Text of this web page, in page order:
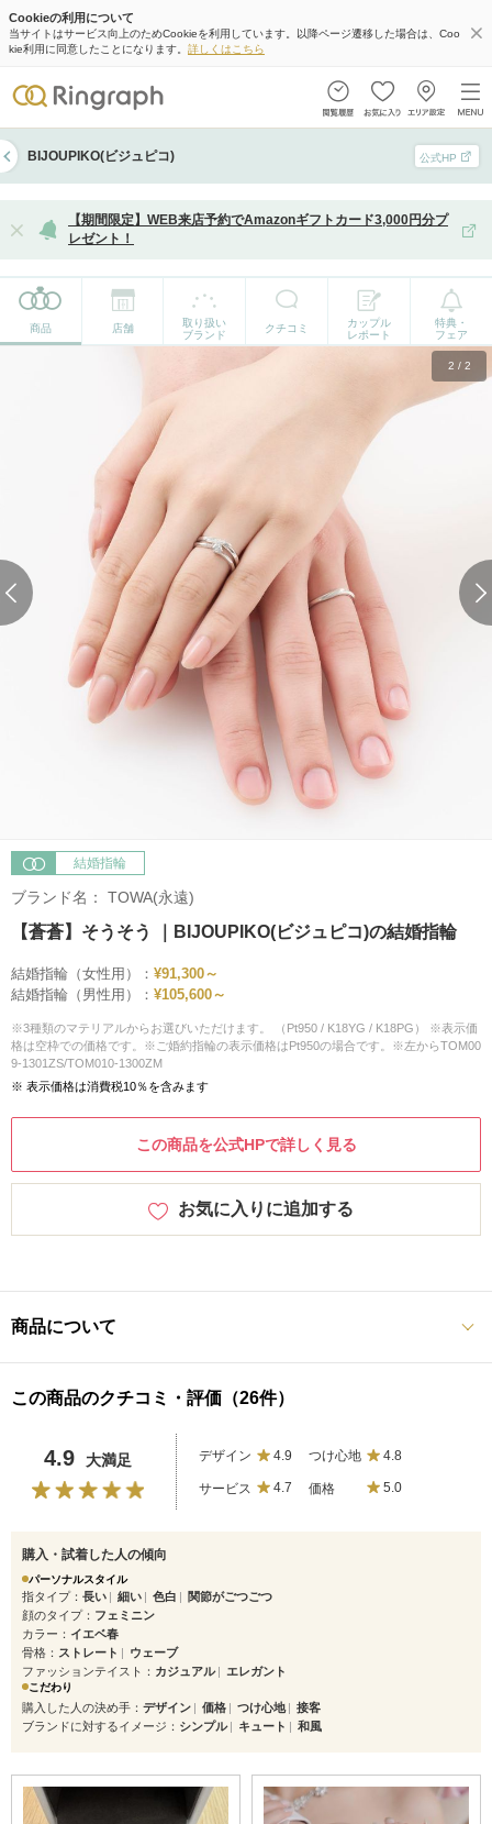
Cookieの利用について
当サイトはサービス向上のためCookieを利用しています。以降ページ遷移した場合は、Coo
kie利用に同意したことになります。 詳しくはこちら
BIJOUPIKO(ビジュピコ) 公式HP
【期間限定】WEB来店予約でAmazonギフトカード3,000円分プ
レゼント！
商品 店舗
取り扱い
ブランド
クチコミ
カップル
レポート
特典・
フェア
2 / 2
結婚指輪
ブランド名： TOWA(永遠)
【蒼蒼】そうそう ｜BIJOUPIKO(ビジュピコ)の結婚指輪
結婚指輪（女性用）： ¥91,300～
結婚指輪（男性用）： ¥105,600～
※3種類のマテリアルからお選びいただけます。 （Pt950 / K18YG / K18PG） ※表示価
格は空枠での価格です。※ご婚約指輪の表示価格はPt950の場合です。※左からTOM00
9-1301ZS/TOM010-1300ZM
※ 表示価格は消費税10％を含みます
この商品を公式HPで詳しく見る
お気に入りに追加する
商品について
この商品のクチコミ・評価（26件）
4.9 大満足 デザイン 4.9 つけ心地 4.8
サービス 4.7 価格 5.0
購入・試着した人の傾向
パーソナルスタイル
指タイプ 長い 細い 色白
関節がごつごつ
顔のタイプ
フェミニン
カラー
イエベ春
骨格
ストレート
ウェーブ
ファッションテイスト
カジュアル エレガント
こだわり
購入した人の決め手 デザイン 価格 つけ心地
接客
ブランドに対するイメージ
シンプル キュート 和風